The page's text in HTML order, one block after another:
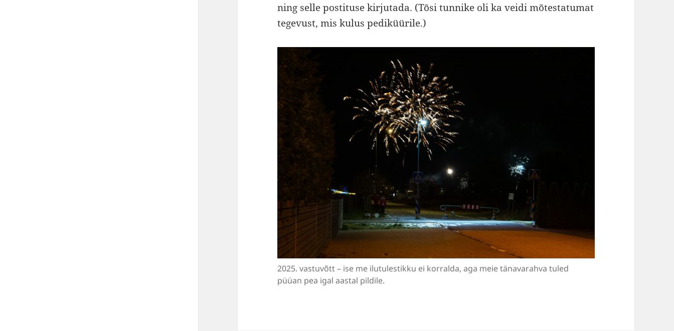
ning selle postituse kirjutada. (Tõsi tunnike oli ka veidi mõtestatumat
tegevust, mis kulus pediküürile.)
2025. vastuvõtt – ise me ilutulestikku ei korralda, aga meie tänavarahva tuled
püüan pea igal aastal pildile.